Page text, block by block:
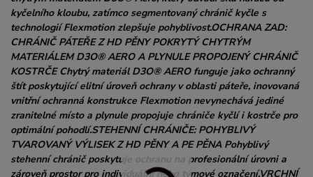
kyčelního kloubu, zatímco segmentovaný chránič kyčle s
technologií Flexmotion zlepšuje pohyblivost.OCHRANA ZAD:
CHRÁNIČ PÁTEŘE Z HD PĚNY POKRYTÝ CHYTRÝM
MATERIÁLEM D3O® AERO A PLYNULE PROPOJENÝ CHRÁNIČ
KOSTRČE Chytrý materiál D3O® AERO funguje jako ochranný
štít poskytující elitní úroveň ochrany v oblasti páteře, inovovaná
vnitřní ochranná konstrukce Flexmotion nevynechává jediné
zranitelné místo a plynule propojuje chrániče kyčlí i kostrče pro
optimální pohodlí.STEHENNÍ CHRÁNIČE: POHYBLIVÝ
TVAROVANÝ VÝLISEK Z HD PĚNY A PE PĚNA Pohyblivý
stehenní chránič poskytuje ochranu na profesionální úrovni a
zároveň prostor pro individuální nebo týmové označení.VRCHNÍ